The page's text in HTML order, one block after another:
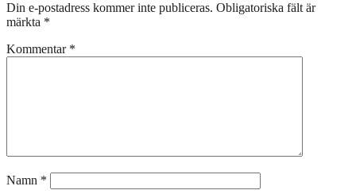
Din e-postadress kommer inte publiceras. Obligatoriska fält är
märkta *
Kommentar *
Namn *